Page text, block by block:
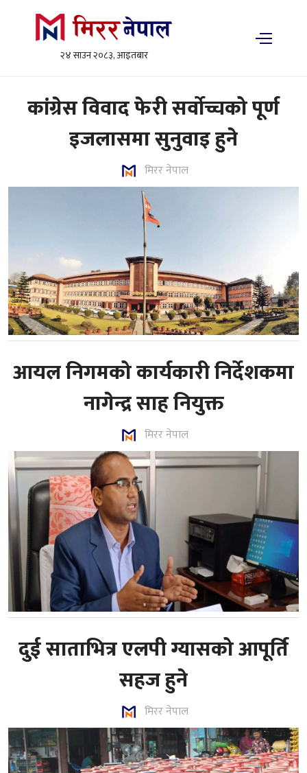
२४ साउन २०८३, आइतबार
कांग्रेस विवाद फेरी सर्वोच्चको पूर्ण
इजलासमा सुनुवाइ हुने
मिरर नेपाल
आयल निगमको कार्यकारी निर्देशकमा
नागेन्द्र साह नियुक्त
मिरर नेपाल
दुई साताभित्र एलपी ग्यासको आपूर्ति
सहज हुने
मिरर नेपाल